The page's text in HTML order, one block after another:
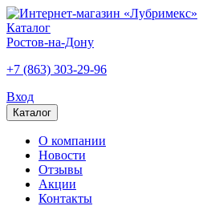
Каталог
Ростов-на-Дону
+7 (863) 303-29-96
Вход
Каталог
О компании
Новости
Отзывы
Акции
Контакты